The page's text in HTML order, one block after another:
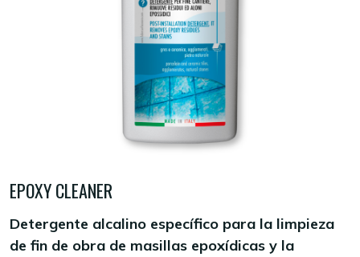
EPOXY CLEANER
Detergente alcalino específico para la limpieza
de fin de obra de masillas epoxídicas y la